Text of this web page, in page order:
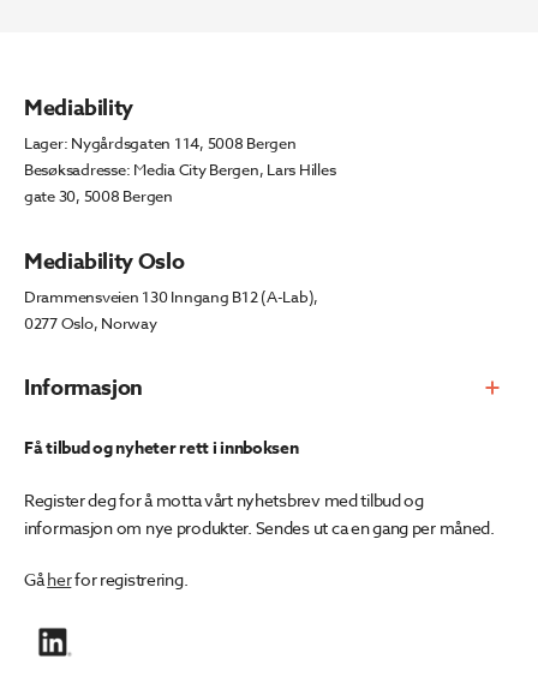
Informasjon
Mediability
Lager: Nygårdsgaten 114, 5008 Bergen
Besøksadresse: Media City Bergen, Lars Hilles
gate 30, 5008 Bergen
Mediability Oslo
Drammensveien 130 Inngang B12 (A-Lab),
0277 Oslo, Norway
Få tilbud og nyheter rett i innboksen
Register deg for å motta vårt nyhetsbrev med tilbud og
informasjon om nye produkter. Sendes ut ca en gang per måned.
Gåherfor registrering.